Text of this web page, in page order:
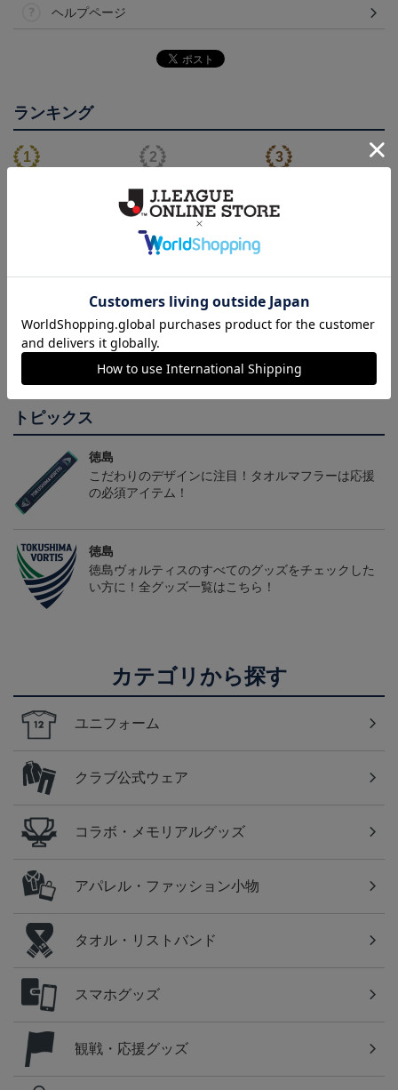
ヘルプページ
ランキング
2026/27オーセンティッ
クユニフォーム(FP1st/半
袖)
22,000円～26,730円
2026/27オーセンティッ
クユニフォーム(FP2nd/半
袖）
22,000円～26,730円
会員特典
【130cm】キッズユニフ
会員特典
トピックス
徳島
こだわりのデザインに注目！タオルマフラーは応援
の必須アイテム！
徳島
徳島ヴォルティスのすべてのグッズをチェックした
い方に！全グッズ一覧はこちら！
カテゴリから探す
ユニフォーム
クラブ公式ウェア
コラボ・メモリアルグッズ
アパレル・ファッション小物
タオル・リストバンド
スマホグッズ
観戦・応援グッズ